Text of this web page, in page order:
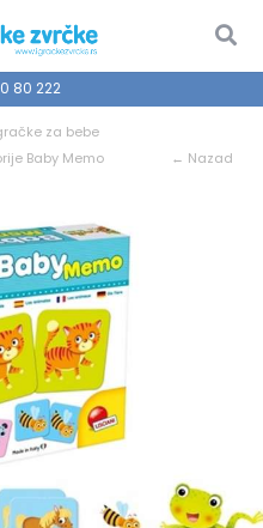
80 222
za bebe
Baby Memo
← Nazad